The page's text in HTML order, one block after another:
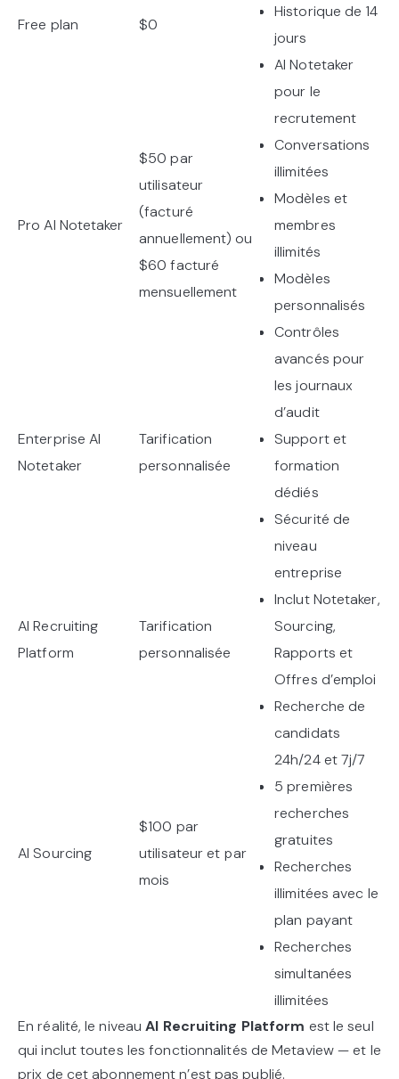
Free plan $0
Historique de 14
jours
AI Notetaker
pour le
recrutement
Pro AI Notetaker
$50 par
utilisateur
(facturé
annuellement) ou
$60 facturé
mensuellement
Conversations
illimitées
Modèles et
membres
illimités
Modèles
personnalisés
Enterprise AI
Notetaker
Tarification
personnalisée
Contrôles
avancés pour
les journaux
d’audit
Support et
formation
dédiés
Sécurité de
niveau
entreprise
AI Recruiting
Platform
Tarification
personnalisée
Inclut Notetaker,
Sourcing,
Rapports et
Offres d’emploi
AI Sourcing
$100 par
utilisateur et par
mois
Recherche de
candidats
24h/24 et 7j/7
5 premières
recherches
gratuites
Recherches
illimitées avec le
plan payant
Recherches
simultanées
illimitées
En réalité, le niveauAI Recruiting Platform est le seul
qui inclut toutes les fonctionnalités de Metaview — et le
prix de cet abonnement n’est pas publié.